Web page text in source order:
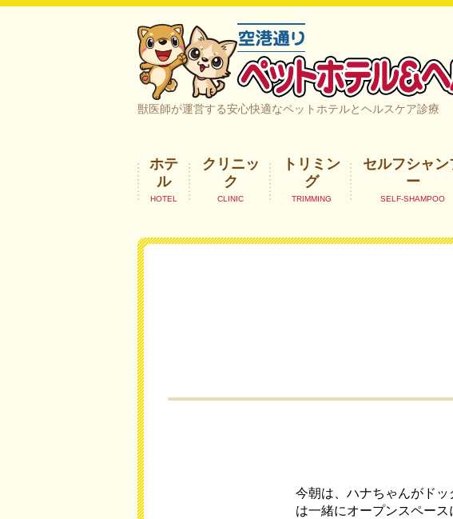
空港通りペットホテル＆ヘルスケア｜山口県宇部市
獣医師が運営する安心快適なペットホテルとヘルスケア診療
ホテ
ル
クリニッ
ク
トリミン
グ
セルフシャン
ー
今朝は、ハナちゃんがド
は一緒にオープンスペー